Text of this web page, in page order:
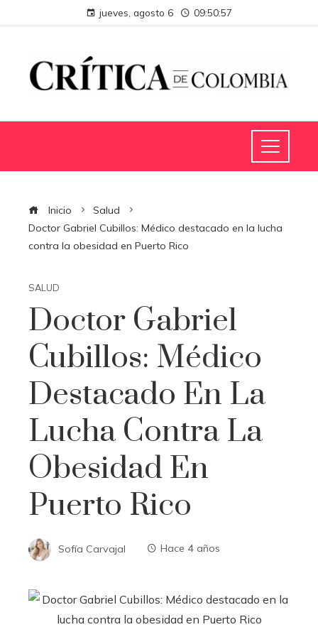
jueves, agosto 6 09:50:58
Inicio
Salud
Doctor Gabriel Cubillos: Médico destacado en la lucha
contra la obesidad en Puerto Rico
SALUD
Doctor Gabriel
Cubillos: Médico
Destacado En La
Lucha Contra La
Obesidad En
Puerto Rico
Sofía Carvajal Hace 4 años